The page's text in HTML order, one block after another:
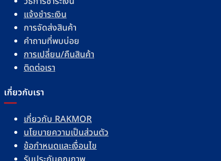
แจ้งชำระเงิน
การจัดส่งสินค้า
คำถามที่พบบ่อย
การเปลี่ยน/คืนสินค้า
ติดต่อเรา
เกี่ยวกับเรา
เกี่ยวกับ RAKMOR
นโยบายความเป็นส่วนตัว
ข้อกำหนดและเงื่อนไข